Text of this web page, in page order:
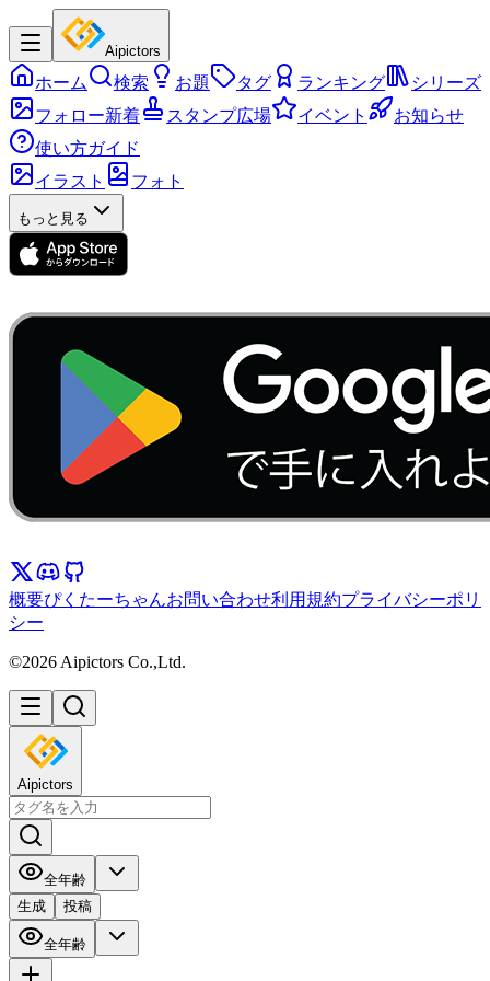
Aipictors
ホーム 検索 お題 タグ ランキング
シリーズ
フォロー新着
スタンプ広場 イベント
お知らせ
使い方ガイド
イラスト
フォト
もっと見る
概要ぴくたーちゃんお問い合わせ利用規約プライバシーポリ
シー
©2026 Aipictors Co.,Ltd.
Aipictors
全年齢
生成
投稿
全年齢